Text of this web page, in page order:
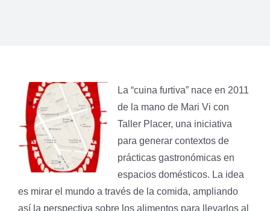
La “cuina furtiva” nace en 2011
de la mano de Mari Vi con
Taller Placer, una iniciativa
para generar contextos de
prácticas gastronómicas en
espacios domésticos. La idea
es mirar el mundo a través de la comida, ampliando
así la perspectiva sobre los alimentos para llevarlos al